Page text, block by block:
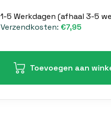
1-5 Werkdagen (afhaal 3-5
Verzendkosten: €7,95
Toevoegen aan